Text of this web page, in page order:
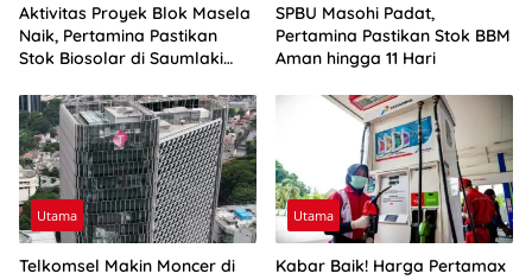
Aktivitas Proyek Blok Masela
Naik, Pertamina Pastikan
Stok Biosolar di Saumlaki
SPBU Masohi Padat,
Pertamina Pastikan Stok BBM
Aman hingga 11 Hari
Utama
Telkomsel Makin Moncer di
Utama
Kabar Baik! Harga Pertamax